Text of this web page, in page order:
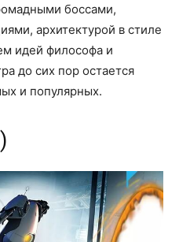
боссами,
архитектурой в стиле
идей философа и
до сих пор остается
и популярных.